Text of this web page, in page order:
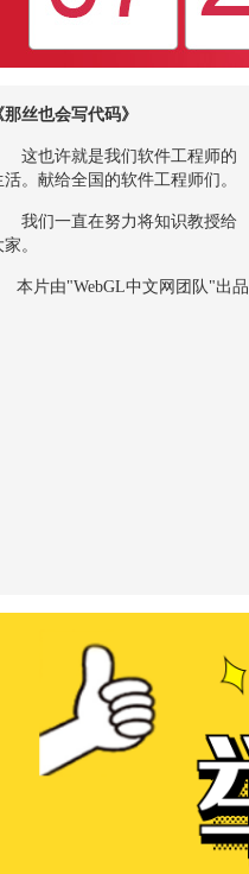
那丝也会写代码》
这也许就是我们软件工程师的
活。献给全国的软件工程师们。
我们一直在努力将知识教授给
。
本片由"WebGL中文网团队"出品